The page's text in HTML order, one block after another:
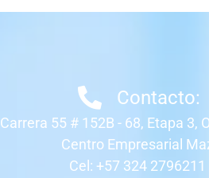
Contacto:
Carrera 55 # 152B - 68, Etapa 3,
Centro Empresarial
Cel: +57 324 2796211